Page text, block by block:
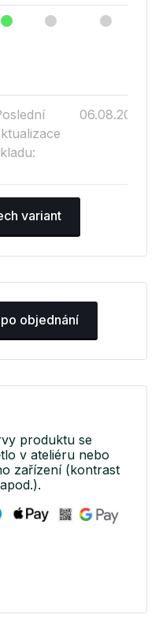
06.08.2026
variant
objednání
produktu se
v ateliéru nebo
zařízení (kontrast